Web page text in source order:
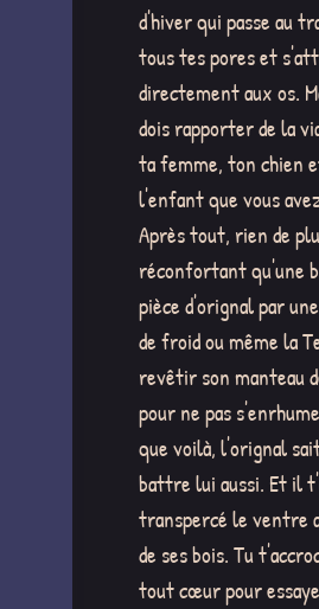
d'hiver qui passe au
tous tes pores et
directement aux os.
dois rapporter de la
ta femme, ton chien
l'enfant que vous
Après tout, rien de
réconfortant qu'une
pièce d'orignal par
de froid ou même la
revêtir son manteau
pour ne pas
que voilà, l'orignal
battre lui aussi. Et il
transpercé le ventre
de ses bois. Tu
tout cœur pour